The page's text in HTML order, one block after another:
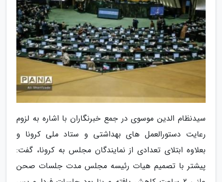
سیدنظام الدین موسوی در جمع خبرنگاران با اشاره به لزوم
رعایت دستورالعمل های بهداشتی و ستاد ملی کرونا و
بعلاوه ابتلای تعدادی از نمایندگان مجلس به کرونا، گفت:
پیشتر با تصمیم هیات رئیسه مجلس مدت جلسات صحن